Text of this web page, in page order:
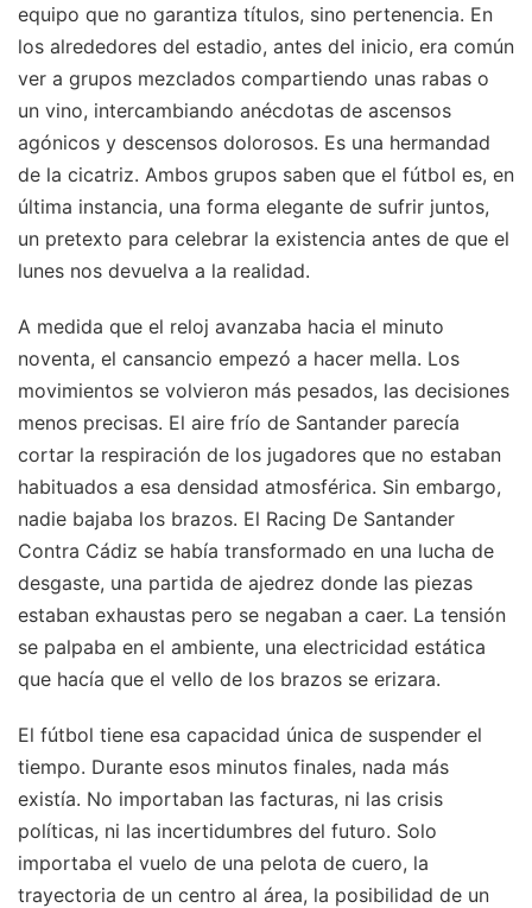
equipo que no garantiza títulos, sino pertenencia. En
los alrededores del estadio, antes del inicio, era común
ver a grupos mezclados compartiendo unas rabas o
un vino, intercambiando anécdotas de ascensos
agónicos y descensos dolorosos. Es una hermandad
de la cicatriz. Ambos grupos saben que el fútbol es, en
última instancia, una forma elegante de sufrir juntos,
un pretexto para celebrar la existencia antes de que el
lunes nos devuelva a la realidad.
A medida que el reloj avanzaba hacia el minuto
noventa, el cansancio empezó a hacer mella. Los
movimientos se volvieron más pesados, las decisiones
menos precisas. El aire frío de Santander parecía
cortar la respiración de los jugadores que no estaban
habituados a esa densidad atmosférica. Sin embargo,
nadie bajaba los brazos. El Racing De Santander
Contra Cádiz se había transformado en una lucha de
desgaste, una partida de ajedrez donde las piezas
estaban exhaustas pero se negaban a caer. La tensión
se palpaba en el ambiente, una electricidad estática
que hacía que el vello de los brazos se erizara.
El fútbol tiene esa capacidad única de suspender el
tiempo. Durante esos minutos finales, nada más
existía. No importaban las facturas, ni las crisis
políticas, ni las incertidumbres del futuro. Solo
importaba el vuelo de una pelota de cuero, la
trayectoria de un centro al área, la posibilidad de un